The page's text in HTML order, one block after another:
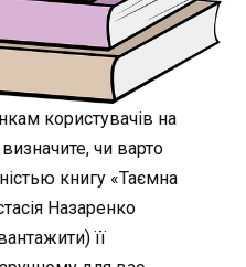
користувачів на
чи варто
книгу «Таємна
Назаренко
її